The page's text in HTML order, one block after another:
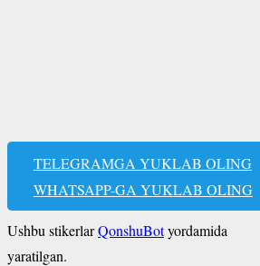
TELEGRAMGA YUKLAB OLING
WHATSAPP-GA YUKLAB OLING
Ushbu stikerlarQonshuBotyordamida
yaratilgan.